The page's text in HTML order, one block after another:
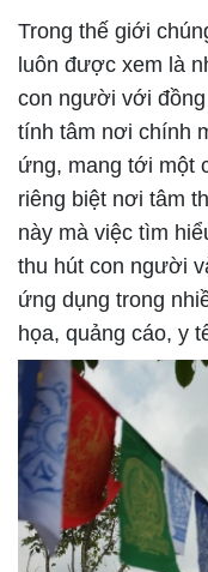
Trong thế giới
luôn được xem là
con người với
tính tâm nơi chính
ứng, mang tới một
riêng biệt nơi tâm
này mà việc tìm
thu hút con người
ứng dụng trong
họa, quảng cáo, y